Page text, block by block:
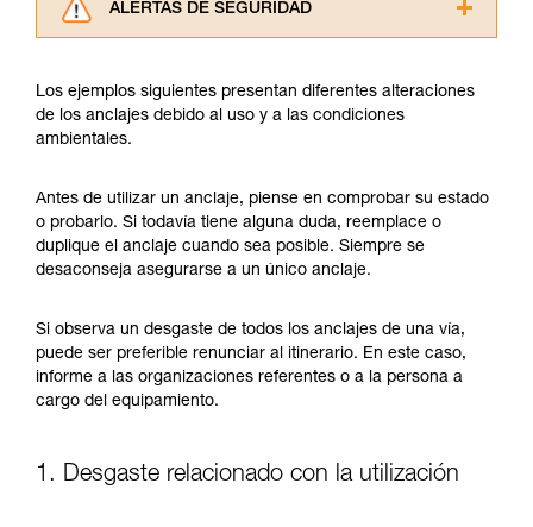
ALERTAS DE SEGURIDAD
consultarlo. Usted debe comprender la
información de la ficha técnica para poder
comprender este complemento informativo.
y un entrenamiento específico. Confirme a
través de un profesional su capacidad para
ejecutar estas técnicas, solo y con total
seguridad, antes de ejecutarlas de forma
su actividad. Pueden existir otras que no
describimos aquí.
Los ejemplos siguientes presentan diferentes alteraciones
de los anclajes debido al uso y a las condiciones
ambientales.
Antes de utilizar un anclaje, piense en comprobar su estado
o probarlo. Si todavía tiene alguna duda, reemplace o
duplique el anclaje cuando sea posible. Siempre se
desaconseja asegurarse a un único anclaje.
Si observa un desgaste de todos los anclajes de una vía,
puede ser preferible renunciar al itinerario. En este caso,
informe a las organizaciones referentes o a la persona a
cargo del equipamiento.
1. Desgaste relacionado con la utilización